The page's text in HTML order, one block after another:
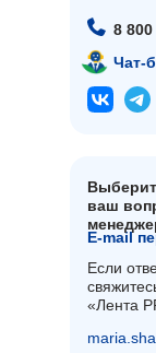
8
E-mail
Если
«Лента
ваш
Чат-